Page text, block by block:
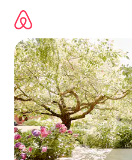
contenido